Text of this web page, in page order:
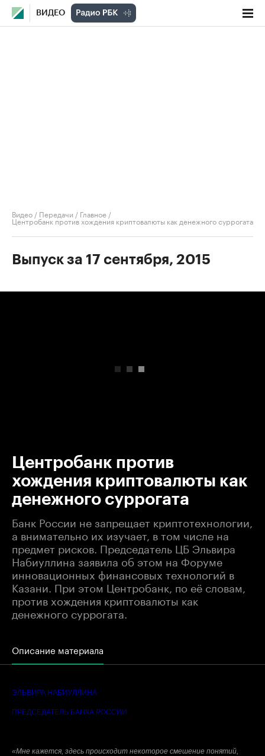
ВИДЕО
Видео / Передачи / Главное /
Центробанк против хождения криптовалюты как денежного суррогата
Выпуск за 17 сентября, 2015
Центробанк против
хождения криптовалюты как
денежного суррогата
Банк России не запрещает криптотехнологии,
а внимательно их изучает, в том числе на
предмет рисков. Председатель ЦБ Эльвира
Набиуллина заявила об этом на Форуме
инновационных финансовых технологий в
Казани. При этом Центробанк, по её словам,
против хождения криптовалюты как
денежного суррогата.
Описание материала
ЭЛЬВИРА НАБИУЛЛИНА
ПРЕДСЕДАТЕЛЬ БАНКА РОССИИ
«Мне кажется, здесь происходит некоторое смешение понятий,